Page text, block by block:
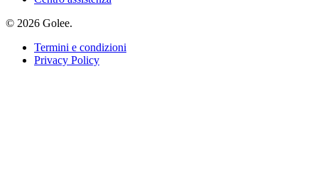
© 2026 Golee.
Termini e condizioni
Privacy Policy